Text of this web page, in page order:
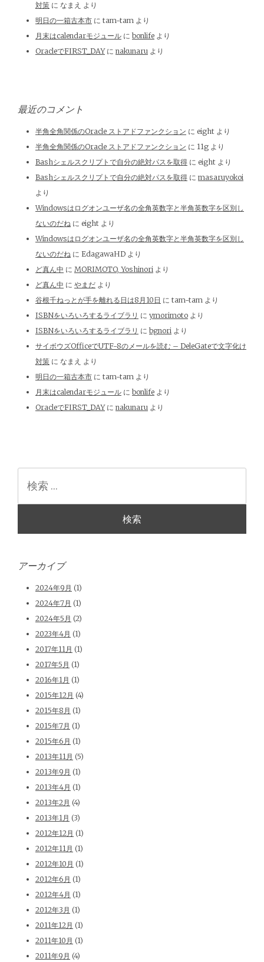
対策 に なまえ より
明日の一箱古本市 に tam-tam より
月末はcalendarモジュール に bonlife より
OracleでFIRST_DAYに nakunaru より
最近のコメント
半角全角関係のOracle ストアドファンクション に eight より
半角全角関係のOracle ストアドファンクション に 11g より
Bashシェルスクリプトで自分の絶対パスを取得 に eight より
Bashシェルスクリプトで自分の絶対パスを取得 に masaruyokoi
より
Windowsはログオンユーザ名の全角英数字と半角英数字を区別し
ないのだね に eight より
Windowsはログオンユーザ名の全角英数字と半角英数字を区別し
ないのだね に EdagawaHD より
ど真ん中 に MORIMOTO, Yoshinori より
ど真ん中 に やまだ より
谷根千ねっとが手を離れる日は8月10日 に tam-tam より
ISBNをいろいろするライブラリ に ymorimoto より
ISBNをいろいろするライブラリ に bgnori より
サイボウズOfficeでUTF-8のメールを読む – DeleGateで文字化け
対策 に なまえ より
明日の一箱古本市 に tam-tam より
月末はcalendarモジュール に bonlife より
OracleでFIRST_DAYに nakunaru より
アーカイブ
2024年9月 (1)
2024年7月 (1)
2024年5月 (2)
2023年4月 (1)
2017年11月 (1)
2017年5月 (1)
2016年1月 (1)
2015年12月 (4)
2015年8月 (1)
2015年7月 (1)
2015年6月 (1)
2013年11月 (5)
2013年9月 (1)
2013年4月 (1)
2013年2月 (4)
2013年1月 (3)
2012年12月 (1)
2012年11月 (1)
2012年10月 (1)
2012年6月 (1)
2012年4月 (1)
2012年3月 (1)
2011年12月 (1)
2011年10月 (1)
2011年9月 (4)